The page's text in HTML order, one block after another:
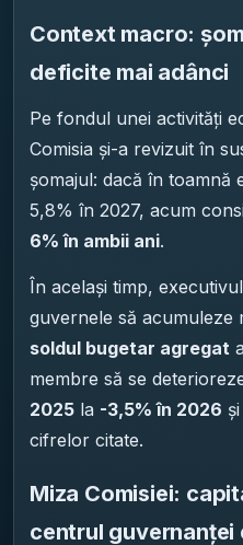
Context macro:
deficite mai adânci
Pe fondul unei activități
Comisia și-a revizuit în
șomajul: dacă în toamnă
5,8% în 2027, acum
6% în ambii ani.
În același timp,
guvernele să acumuleze
soldul bugetar agregat
membre să se
2025 la -3,5% în 2026 și
cifrelor citate.
Miza Comisiei:
centrul guvernanței